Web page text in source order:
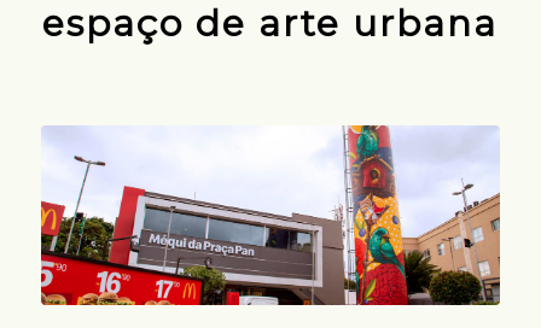
espaço de arte urbana